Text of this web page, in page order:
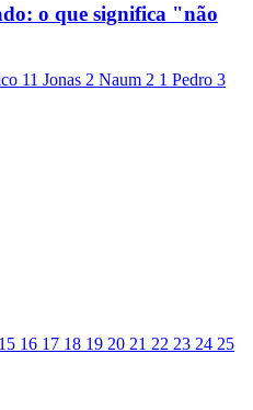
o que significa "não
11 Jonas 2 Naum 2 1 Pedro 3
15 16 17 18 19 20 21 22 23 24 25